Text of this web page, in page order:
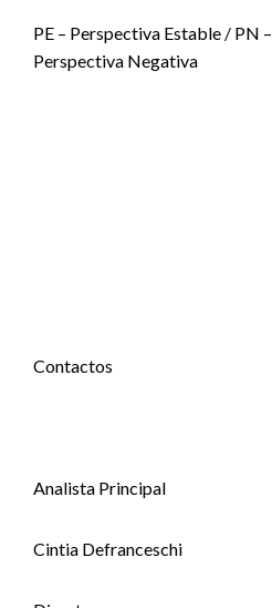
PE – Perspectiva Estable / PN –
Perspectiva Negativa
Contactos
Analista Principal
Cintia Defranceschi